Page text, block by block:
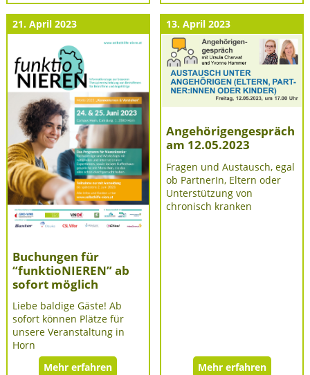
21. April 2023
Buchungen für
“funktioNIEREN” ab
sofort möglich
Liebe baldige Gäste! Ab
sofort können Plätze für
unsere Veranstaltung in
Horn
Mehr erfahren
13. April 2023
Angehörigengespräch
am 12.05.2023
Fragen und Austausch, egal
ob PartnerIn, Eltern oder
Unterstützung von
chronisch kranken
Mehr erfahren